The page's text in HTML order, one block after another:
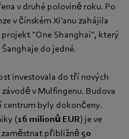
v druhé polovině roku. Po
v čínském Xi'anu zahájila
"One Shanghai", který
do jedné.
investovala do tří nových
v Mulfingenu. Budova
centrum byly dokončeny.
(16 milionů EUR) je ve
zaměstnat přibližně 50